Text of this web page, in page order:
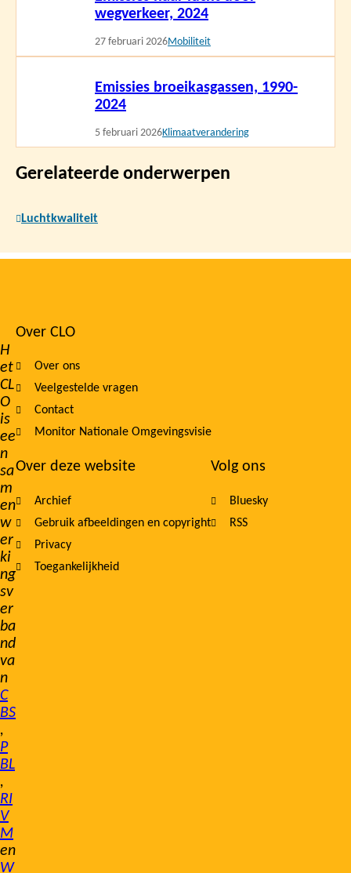
wegverkeer, 2024
27 februari 2026Mobiliteit
Emissies broeikasgassen, 1990-
2024
5 februari 2026Klimaatverandering
Gerelateerde onderwerpen
Luchtkwaliteit
H
et
CL
O
is
ee
n
sa
m
en
w
er
ki
ng
sv
er
ba
nd
va
n
C
BS
,
P
BL
,
RI
V
M
en
W
Footer
navigation
Over CLO
Over ons
Veelgestelde vragen
Contact
Monitor Nationale Omgevingsvisie
Over deze website
Archief
Gebruik afbeeldingen en copyright
Privacy
Toegankelijkheid
Volg ons
Bluesky
RSS